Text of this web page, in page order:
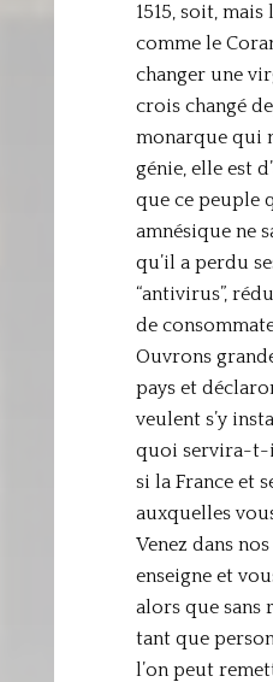
1515, soit,
comme le
changer une
crois changé
monarque qui
génie, elle est
que ce peuple
amnésique ne
qu’il a perdu
“antivirus”,
de
Ouvrons
pays et
veulent s’y
quoi servira-t-
si la France et
auxquelles
Venez dans
enseigne et
alors que sans
tant que
l’on peut